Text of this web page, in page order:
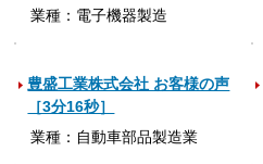
業種：電子機器製造
豊盛工業株式会社 お客様の声
［3分16秒］
業種：自動車部品製造業